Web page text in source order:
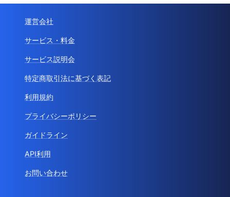
運営会社
サービス・料金
サービス説明会
特定商取引法に基づく表記
利用規約
プライバシーポリシー
ガイドライン
API利用
お問い合わせ